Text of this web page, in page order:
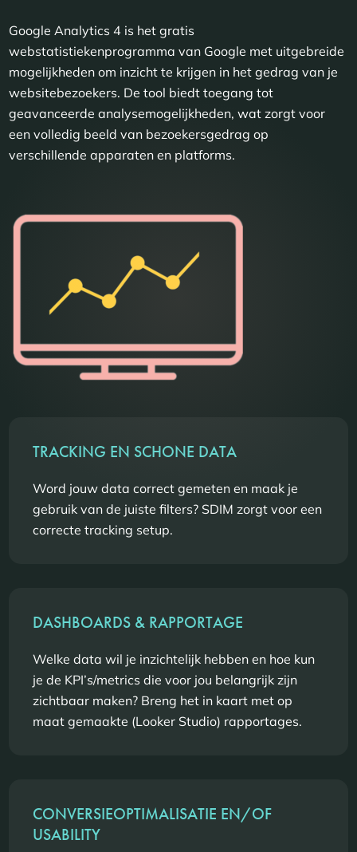
Google Analytics 4 is het gratis
webstatistiekenprogramma van Google met uitgebreide
mogelijkheden om inzicht te krijgen in het gedrag van je
websitebezoekers. De tool biedt toegang tot
geavanceerde analysemogelijkheden, wat zorgt voor
een volledig beeld van bezoekersgedrag op
verschillende apparaten en platforms.
TRACKING EN SCHONE DATA
Word jouw data correct gemeten en maak je
gebruik van de juiste filters? SDIM zorgt voor een
correcte tracking setup.
DASHBOARDS & RAPPORTAGE
Welke data wil je inzichtelijk hebben en hoe kun
je de KPI’s/metrics die voor jou belangrijk zijn
zichtbaar maken? Breng het in kaart met op
maat gemaakte (Looker Studio) rapportages.
CONVERSIEOPTIMALISATIE EN/OF
USABILITY